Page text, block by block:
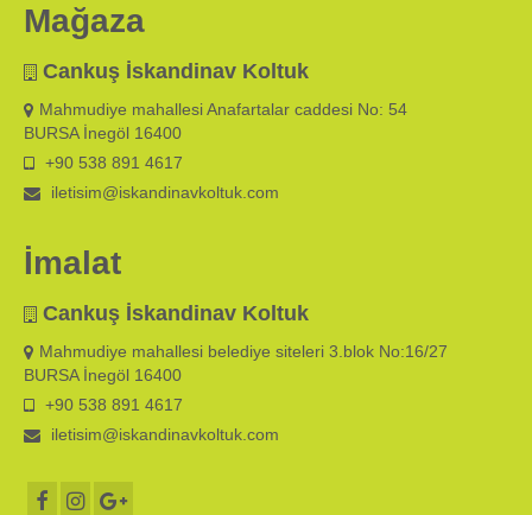
Mağaza
Cankuş İskandinav Koltuk
Mahmudiye mahallesi Anafartalar caddesi No: 54
BURSA İnegöl 16400
+90 538 891 4617
iletisim@iskandinavkoltuk.com
İmalat
Cankuş İskandinav Koltuk
Mahmudiye mahallesi belediye siteleri 3.blok No:16/27
BURSA İnegöl 16400
+90 538 891 4617
iletisim@iskandinavkoltuk.com